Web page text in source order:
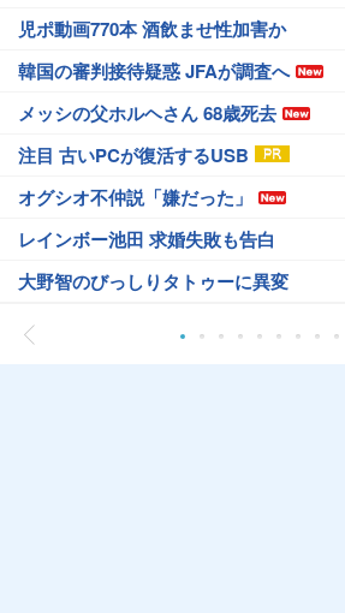
児ポ動画770本 酒飲ませ性加害か
韓国の審判接待疑惑 JFAが調査へ
メッシの父ホルヘさん 68歳死去
注目 古いPCが復活するUSB
オグシオ不仲説「嫌だった」
レインボー池田 求婚失敗も告白
大野智のびっしりタトゥーに異変